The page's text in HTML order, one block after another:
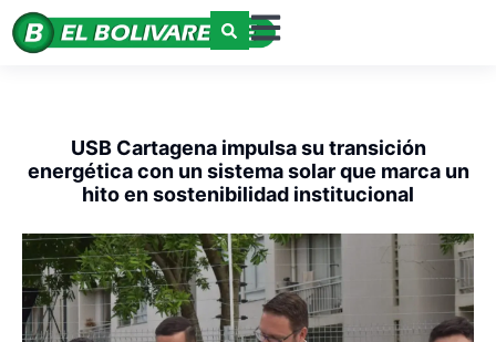
USB Cartagena impulsa su transición
energética con un sistema solar que marca un
hito en sostenibilidad institucional